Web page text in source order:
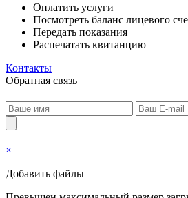
Оплатить услуги
Посмотреть баланс лицевого
Передать показания
Распечатать квитанцию
Контакты
Обратная связь
×
Добавить файлы